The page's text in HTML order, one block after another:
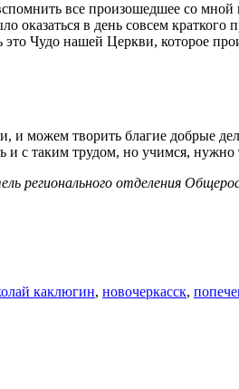
все произошедшее со
оказаться в день совсем
это Чудо нашей Церкви, которое
и можем творить благие добрые
с таким трудом, но учимся, нужно
регионального отделения
каклюгин, новочеркасск,